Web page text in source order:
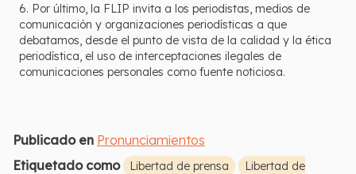
6. Por último, la FLIP invita a los periodistas, medios de
comunicación y organizaciones periodísticas a que
debatamos, desde el punto de vista de la calidad y la ética
periodística, el uso de interceptaciones ilegales de
comunicaciones personales como fuente noticiosa.
Publicado en Pronunciamientos
Etiquetado como
Libertad de prensa
Libertad de